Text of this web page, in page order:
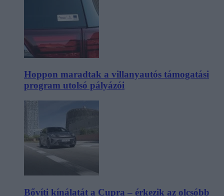
Hoppon maradtak a villanyautós támogatási
program utolsó pályázói
Bővíti kínálatát a Cupra – érkezik az olcsóbb